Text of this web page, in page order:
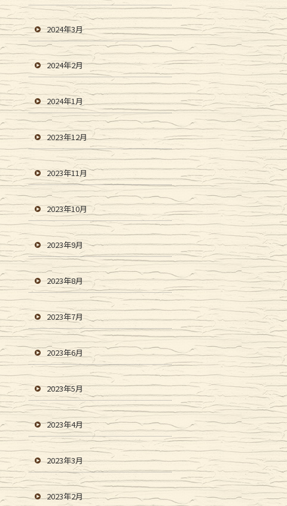
2024年3月
2024年2月
2024年1月
2023年12月
2023年11月
2023年10月
2023年9月
2023年8月
2023年7月
2023年6月
2023年5月
2023年4月
2023年3月
2023年2月